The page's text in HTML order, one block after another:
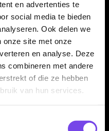
en advertenties te
social media te bieden
Ook delen we
onze site met onze
en analyse. Deze
combineren met andere
of die ze hebben
van hun services.
nog steeds makkelijk mee te
Players EVA Dart
flights, shafts, punten en
en moeten